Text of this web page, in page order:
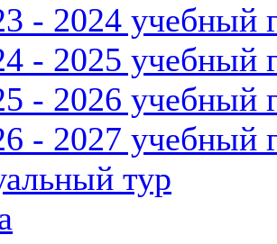
- 2024 учебный
- 2025 учебный
- 2026 учебный
- 2027 учебный
тур